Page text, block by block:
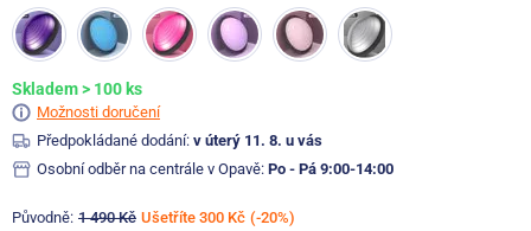
Skladem > 100 ks
Možnosti doručení
Předpokládané dodání: v úterý 11. 8. u vás
Osobní odběr na centrále v Opavě: Po - Pá 9:00-14:00
Původně: 1 490 Kč Ušetříte 300 Kč (-20%)